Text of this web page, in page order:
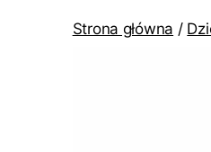
Strona główna /